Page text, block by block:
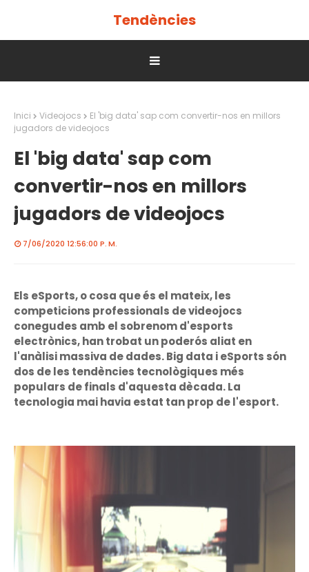
Tendències
Inici Videojocs
El 'big data' sap com convertir-nos en millors
jugadors de videojocs
El 'big data' sap com
convertir-nos en millors
jugadors de videojocs
7/06/2020 12:56:00 P. M.
Els eSports, o cosa que és el mateix, les
competicions professionals de videojocs
conegudes amb el sobrenom d'esports
electrònics, han trobat un poderós aliat en
l'anàlisi massiva de dades. Big data i eSports són
dos de les tendències tecnològiques més
populars de finals d'aquesta dècada. La
tecnologia mai havia estat tan prop de l'esport.